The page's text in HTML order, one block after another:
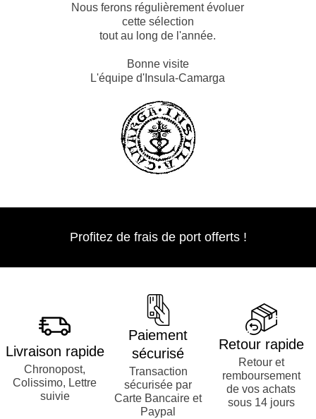
Nous ferons régulièrement évoluer
cette sélection
tout au long de l'année.
Bonne visite
L'équipe d'Insula-Camarga
Profitez de frais de port offerts !
Livraison rapide
Chronopost,
Colissimo, Lettre
suivie
Paiement
sécurisé
Transaction
sécurisée par
Carte Bancaire et
Paypal
Retour rapide
Retour et
remboursement
de vos achats
sous 14 jours